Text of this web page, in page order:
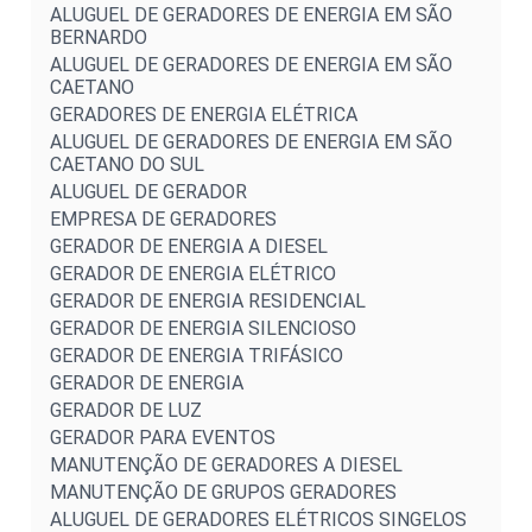
ALUGUEL DE GERADORES DE ENERGIA EM SÃO
BERNARDO
ALUGUEL DE GERADORES DE ENERGIA EM SÃO
CAETANO
GERADORES DE ENERGIA ELÉTRICA
ALUGUEL DE GERADORES DE ENERGIA EM SÃO
CAETANO DO SUL
ALUGUEL DE GERADOR
EMPRESA DE GERADORES
GERADOR DE ENERGIA A DIESEL
GERADOR DE ENERGIA ELÉTRICO
GERADOR DE ENERGIA RESIDENCIAL
GERADOR DE ENERGIA SILENCIOSO
GERADOR DE ENERGIA TRIFÁSICO
GERADOR DE ENERGIA
GERADOR DE LUZ
GERADOR PARA EVENTOS
MANUTENÇÃO DE GERADORES A DIESEL
MANUTENÇÃO DE GRUPOS GERADORES
ALUGUEL DE GERADORES ELÉTRICOS SINGELOS